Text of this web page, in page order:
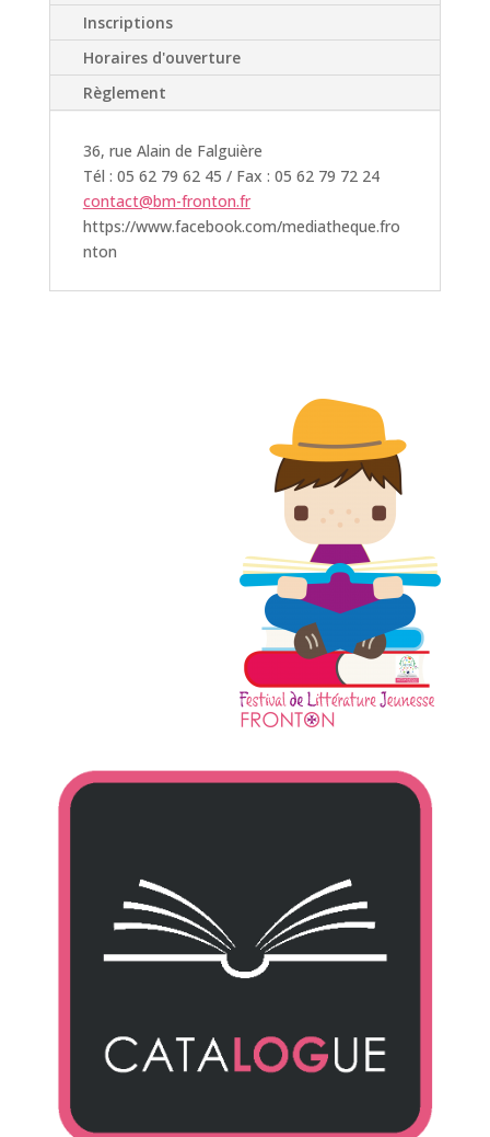
Inscriptions
Horaires d'ouverture
Règlement
36, rue Alain de Falguière
Tél : 05 62 79 62 45 / Fax : 05 62 79 72 24
contact@bm-fronton.fr
https://www.facebook.com/mediatheque.fro
nton